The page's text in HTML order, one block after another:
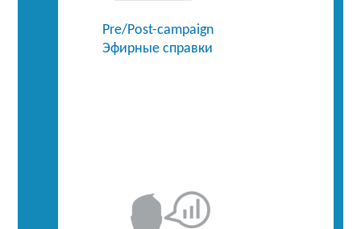
Pre/Post-campaign
Эфирные справки